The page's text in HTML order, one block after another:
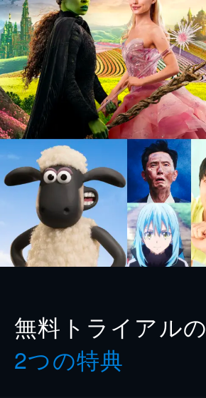
無料トライアルの
2つの特典